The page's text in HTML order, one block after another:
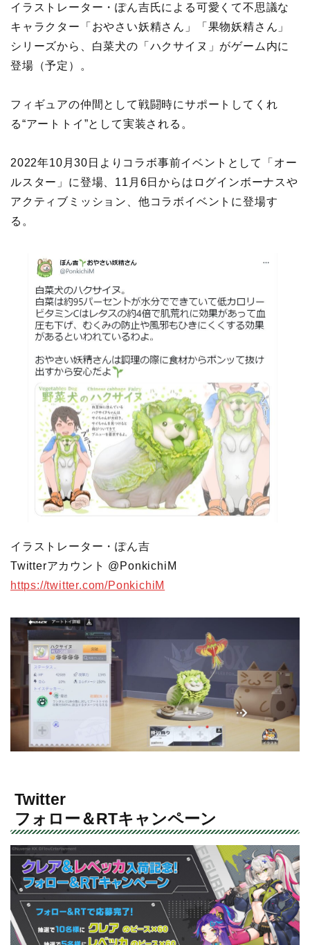
イラストレーター・ぽん吉氏による可愛くて不思議な
キャラクター「おやさい妖精さん」「果物妖精さん」
シリーズから、白菜犬の「ハクサイヌ」がゲーム内に
登場（予定）。
フィギュアの仲間として戦闘時にサポートしてくれ
る“アートトイ”として実装される。
2022年10月30日よりコラボ事前イベントとして「オー
ルスター」に登場、11月6日からはログインボーナスや
アクティブミッション、他コラボイベントに登場す
る。
イラストレーター・ぽん吉
Twitterアカウント @PonkichiM
https://twitter.com/PonkichiM
Twitter
フォロー＆RTキャンペーン